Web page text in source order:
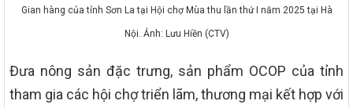
Gian hàng của tỉnh Sơn La tại Hội chợ Mùa thu lần thứ I năm 2025 tại Hà
Nội. Ảnh: Lưu Hiền (CTV)
Đưa nông sản đặc trưng, sản phẩm OCOP của tỉnh
tham gia các hội chợ triển lãm, thương mại kết hợp với